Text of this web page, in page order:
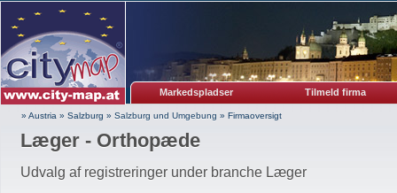
Markedspladser Tilmeld firma
» Austria » Salzburg » Salzburg und Umgebung » Firmaoversigt
Læger - Orthopæde
Udvalg af registreringer under branche Læger